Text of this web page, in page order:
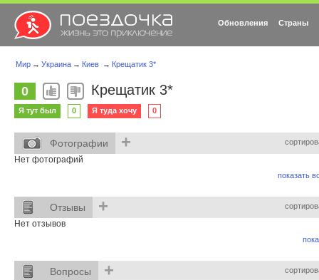
Обновления Страны
Мир → Украина → Киев → Крещатик 3*
0 Крещатик 3*
Я тут был 0 Я туда хочу 0
Фотографии +
Нет фотографий
показать
Отзывы +
Нет отзывов
Вопросы +